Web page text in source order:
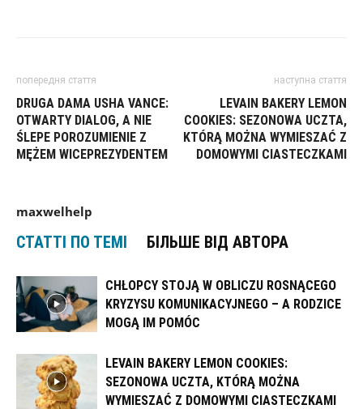
попередня стаття
DRUGA DAMA USHA VANCE:
OTWARTY DIALOG, A NIE
ŚLEPE POROZUMIENIE Z
MĘŻEM WICEPREZYDENTEM
наступна стаття
LEVAIN BAKERY LEMON
COOKIES: SEZONOWA UCZTA,
KTÓRĄ MOŻNA WYMIESZAĆ Z
DOMOWYMI CIASTECZKAMI
maxwelhelp
СТАТТІ ПО ТЕМІ БІЛЬШЕ ВІД АВТОРА
CHŁOPCY STOJĄ W OBLICZU ROSNĄCEGO
KRYZYSU KOMUNIKACYJNEGO – A RODZICE
MOGĄ IM POMÓC
LEVAIN BAKERY LEMON COOKIES:
SEZONOWA UCZTA, KTÓRĄ MOŻNA
WYMIESZAĆ Z DOMOWYMI CIASTECZKAMI